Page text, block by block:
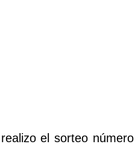
el sorteo número